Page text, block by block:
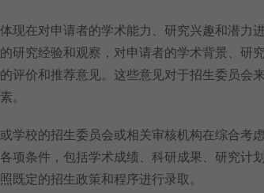
现在对申请者的学术能力、研究兴趣和潜力
研究经验和观察，对申请者的学术背景、研
评价和推荐意见。这些意见对于招生委员会
。
学校的招生委员会或相关审核机构在综合考
项条件，包括学术成绩、科研成果、研究计
既定的招生政策和程序进行录取。